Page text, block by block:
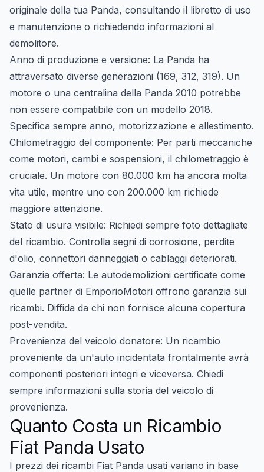
originale della tua Panda, consultando il libretto di uso
e manutenzione o richiedendo informazioni al
demolitore.
Anno di produzione e versione: La Panda ha
attraversato diverse generazioni (169, 312, 319). Un
motore o una centralina della Panda 2010 potrebbe
non essere compatibile con un modello 2018.
Specifica sempre anno, motorizzazione e allestimento.
Chilometraggio del componente: Per parti meccaniche
come motori, cambi e sospensioni, il chilometraggio è
cruciale. Un motore con 80.000 km ha ancora molta
vita utile, mentre uno con 200.000 km richiede
maggiore attenzione.
Stato di usura visibile: Richiedi sempre foto dettagliate
del ricambio. Controlla segni di corrosione, perdite
d'olio, connettori danneggiati o cablaggi deteriorati.
Garanzia offerta: Le autodemolizioni certificate come
quelle partner di EmporioMotori offrono garanzia sui
ricambi. Diffida da chi non fornisce alcuna copertura
post-vendita.
Provenienza del veicolo donatore: Un ricambio
proveniente da un'auto incidentata frontalmente avrà
componenti posteriori integri e viceversa. Chiedi
sempre informazioni sulla storia del veicolo di
provenienza.
Quanto Costa un Ricambio
Fiat Panda Usato
I prezzi dei ricambi Fiat Panda usati variano in base